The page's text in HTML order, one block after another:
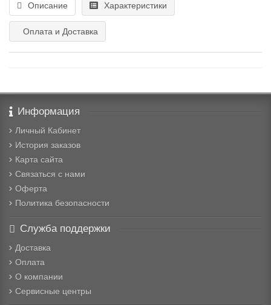
Описание Характеристики
Оплата и Доставка
Информация
Личный Кабинет
История заказов
Карта сайта
Связаться с нами
Оферта
Политика безопасности
Служба поддержки
Доставка
Оплата
О компании
Сервисные центры